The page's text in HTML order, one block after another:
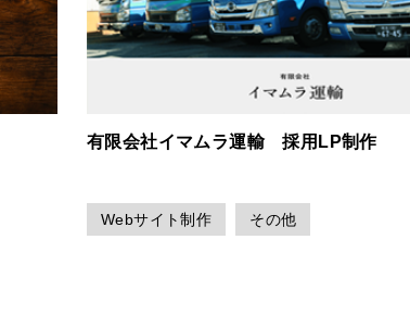
有限会社イマムラ運輸 採用LP制作
Webサイト制作 その他